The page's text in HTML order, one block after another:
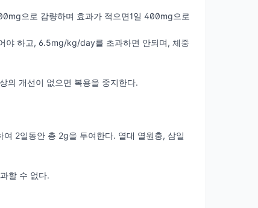
으로 감량하며 효과가 적으면1일 400mg으로
야 하고, 6.5mg/kg/day를 초과하면 안되며, 체중
의 개선이 없으면 복용을 중지한다.
2일동안 총 2g을 투여한다. 열대 열원충, 삼일
할 수 없다.